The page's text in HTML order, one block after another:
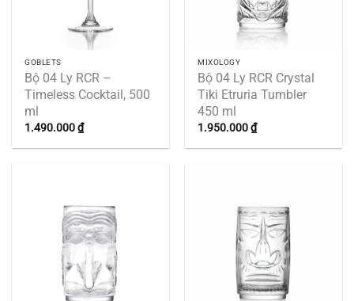
GOBLETS
Bộ 04 Ly RCR –
Timeless Cocktail, 500
ml
1.490.000₫
MIXOLOGY
Bộ 04 Ly RCR Crystal
Tiki Etruria Tumbler
450 ml
1.950.000₫